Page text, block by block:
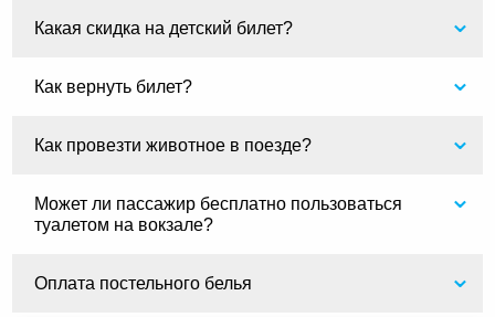
Какая скидка на детский билет?
Как вернуть билет?
Как провезти животное в поезде?
Может ли пассажир бесплатно пользоваться
туалетом на вокзале?
Оплата постельного белья